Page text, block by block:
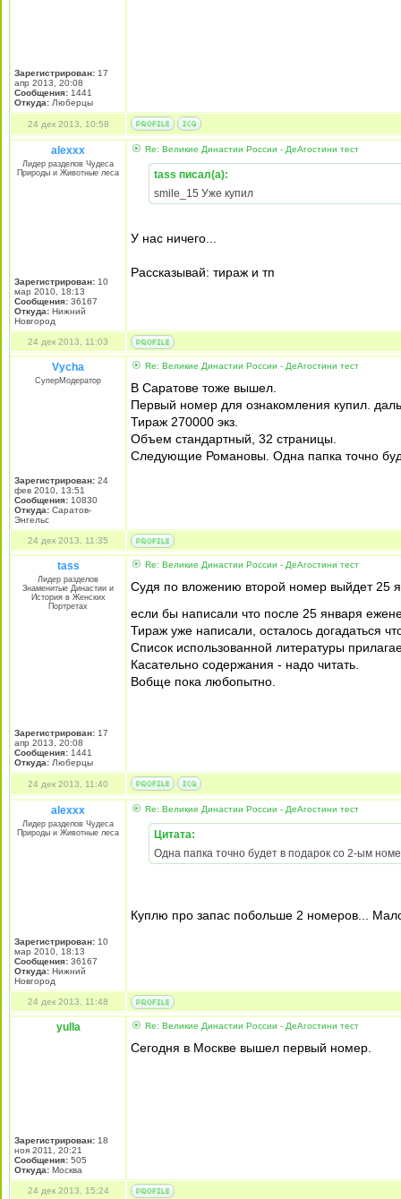
Зарегистрирован: 17
апр 2013, 20:08
Сообщения: 1441
Откуда: Люберцы
24 дек 2013, 10:58
alexxx
Лидер разделов Чудеса
Природы и Животные леса
Зарегистрирован: 10
мар 2010, 18:13
Сообщения: 36167
Откуда: Нижний
Новгород
Re: Великие Династии России - ДеАгостини тест
tass писал(а):
smile_15 Уже купил
У нас ничего...
Рассказывай: тираж и тп
24 дек 2013, 11:03
Vycha
СуперМодератор
Зарегистрирован: 24
фев 2010, 13:51
Сообщения: 10830
Откуда: Саратов-
Энгельс
Re: Великие Династии России - ДеАгостини тест
В Саратове тоже вышел.
Первый номер для ознакомления купил.
Тираж 270000 экз.
Объем стандартный, 32 страницы.
Следующие Романовы. Одна папка точно
24 дек 2013, 11:35
tass
Лидер разделов
Знаменитые Династии и
История в Женских
Портретах
Зарегистрирован: 17
апр 2013, 20:08
Сообщения: 1441
Откуда: Люберцы
Re: Великие Династии России - ДеАгостини тест
Судя по вложению второй номер выйдет 25
если бы написали что после 25 января
Тираж уже написали, осталось догадаться
Список использованной литературы
Касательно содержания - надо читать.
Вобще пока любопытно.
24 дек 2013, 11:40
alexxx
Лидер разделов Чудеса
Природы и Животные леса
Зарегистрирован: 10
мар 2010, 18:13
Сообщения: 36167
Откуда: Нижний
Новгород
Re: Великие Династии России - ДеАгостини тест
Цитата:
Одна папка точно будет в подарок со 2-ым
Куплю про запас побольше 2 номеров...
24 дек 2013, 11:48
yulla
Зарегистрирован: 18
ноя 2011, 20:21
Сообщения: 505
Откуда: Москва
Re: Великие Династии России - ДеАгостини тест
Сегодня в Москве вышел первый номер.
24 дек 2013, 15:24